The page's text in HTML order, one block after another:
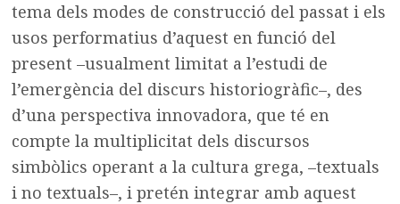
tema dels modes de construcció del passat i els
usos performatius d’aquest en funció del
present –usualment limitat a l’estudi de
l’emergència del discurs historiogràfic–, des
d’una perspectiva innovadora, que té en
compte la multiplicitat dels discursos
simbòlics operant a la cultura grega, –textuals
i no textuals–, i pretén integrar amb aquest